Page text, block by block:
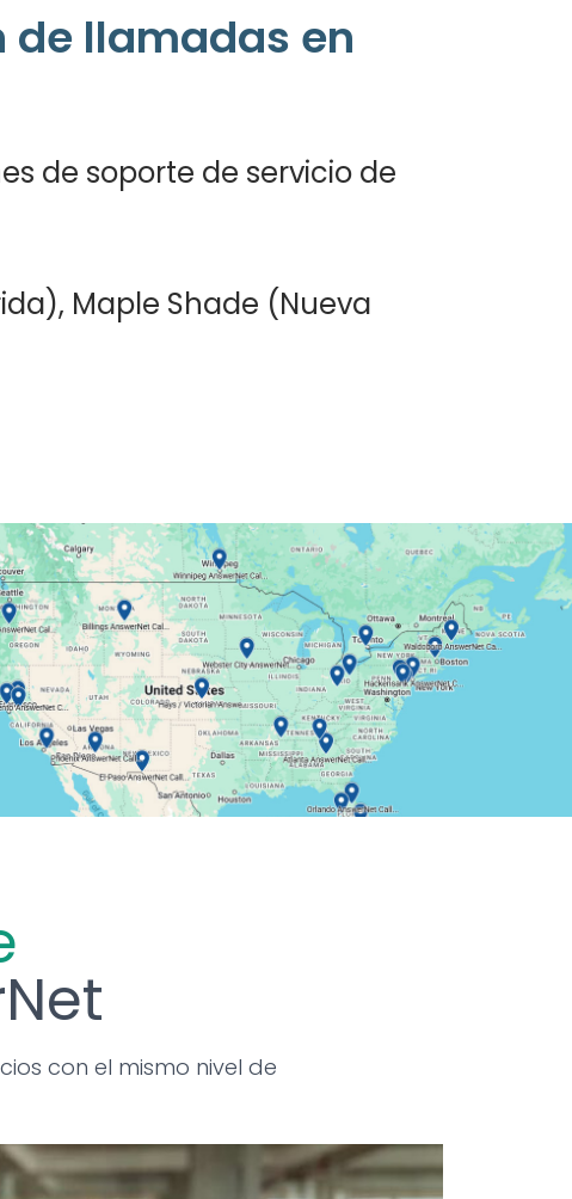
de llamadas en
de soporte de servicio de
Maple Shade (Nueva
con el mismo nivel de